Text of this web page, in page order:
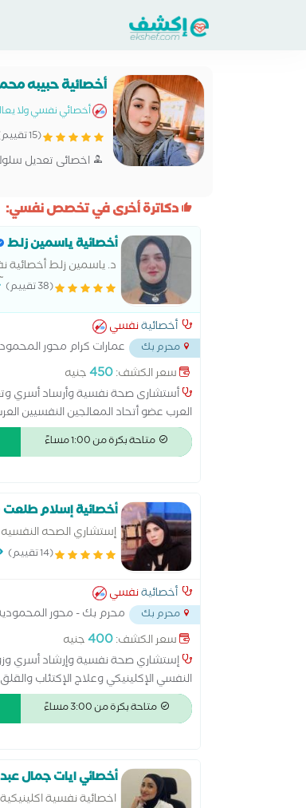
أخصائية حبيبه
أخصائي نفسي ولا
(15 تقييم)
اخصائى تعديل
دكاترة أخرى في تخصص نفسي:
أخصائية ياسمين زلط
د. ياسمين زلط أخصائية
كل فرد بيستحق مساحة
(38 تقييم)
أخصائيةنفسي
محرم بك عمارات كرام محور
سعر الكشف:450جنيه
أستشارى صحة نفسية وأرساد أسري
العرب عضو أتحاد المعالجين النفسيين
متاحة بكرة من 1:00 مساءً
أخصائية إسلام طلعت
إستشاري الصحه النفسيه
(14 تقييم)
أخصائيةنفسي
محرم بك محرم بك - محور المحمودية
سعر الكشف:400جنيه
إستشاري صحة نفسية وإرشاد أسري
النفسي الإكلينيكي وعلاج الإكتئاب
دولي معتمد من الأكاديميه العسكريه
النفسيه .متاحة بكرة من 3:00 مساءً
أخصائي ايات جمال
اخصائية نفسية